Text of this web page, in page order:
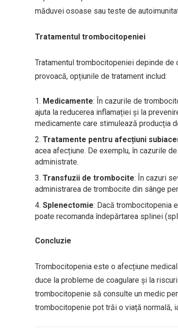
măduvei osoase sau teste de
Tratamentul trombocitopeniei
Tratamentul trombocitopeniei depinde
provoacă, opțiunile de tratament includ:
Medicamente: În cazurile de
ajuta la reducerea inflamației și la
medicamente care stimulează producția
Tratamente pentru afecțiuni
acea afecțiune. De exemplu, în cazurile
administrate.
Transfuzii de trombocite: În cazuri
administrarea de trombocite din sânge
Splenectomie: Dacă trombocitopenia
poate recomanda îndepărtarea splinei
Concluzie
Trombocitopenia este o afecțiune
duce la probleme de coagulare și la
trombocitopenie să consulte un medic
trombocitopenie pot trăi o viață normală,